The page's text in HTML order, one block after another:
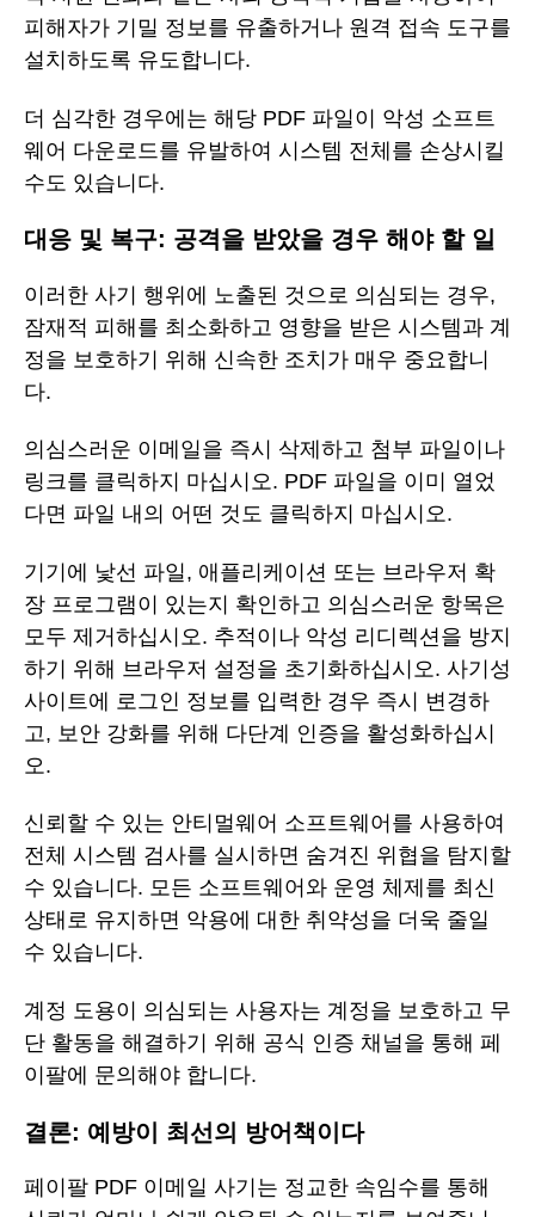
피해자가 기밀 정보를 유출하거나 원격 접속 도구를
설치하도록 유도합니다.
더 심각한 경우에는 해당 PDF 파일이 악성 소프트
웨어 다운로드를 유발하여 시스템 전체를 손상시킬
수도 있습니다.
대응 및 복구: 공격을 받았을 경우 해야 할 일
이러한 사기 행위에 노출된 것으로 의심되는 경우,
잠재적 피해를 최소화하고 영향을 받은 시스템과 계
정을 보호하기 위해 신속한 조치가 매우 중요합니
다.
의심스러운 이메일을 즉시 삭제하고 첨부 파일이나
링크를 클릭하지 마십시오. PDF 파일을 이미 열었
다면 파일 내의 어떤 것도 클릭하지 마십시오.
기기에 낯선 파일, 애플리케이션 또는 브라우저 확
장 프로그램이 있는지 확인하고 의심스러운 항목은
모두 제거하십시오. 추적이나 악성 리디렉션을 방지
하기 위해 브라우저 설정을 초기화하십시오. 사기성
사이트에 로그인 정보를 입력한 경우 즉시 변경하
고, 보안 강화를 위해 다단계 인증을 활성화하십시
오.
신뢰할 수 있는 안티멀웨어 소프트웨어를 사용하여
전체 시스템 검사를 실시하면 숨겨진 위협을 탐지할
수 있습니다. 모든 소프트웨어와 운영 체제를 최신
상태로 유지하면 악용에 대한 취약성을 더욱 줄일
수 있습니다.
계정 도용이 의심되는 사용자는 계정을 보호하고 무
단 활동을 해결하기 위해 공식 인증 채널을 통해 페
이팔에 문의해야 합니다.
결론: 예방이 최선의 방어책이다
페이팔 PDF 이메일 사기는 정교한 속임수를 통해